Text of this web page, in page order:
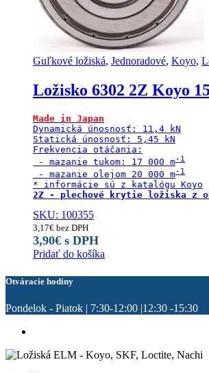
Guľkové ložiská, Jednoradové, Koyo,
Ložisko 6302 2Z Koyo
Made in Japan
Dynamická únosnosť: 11,4 kN
Statická únosnosť: 5,45 kN
Frekvencia otáčania:
- mazanie tukom: 17 000 m
- mazanie olejom 20 000 m
2Z - plechové krytie ložiska z
SKU: 100355
3,17€ bez DPH
3,90€ s DPH
Pridať do košíka
Otváracie hodiny
Pondelok - Piatok | 7:30-12:00 |12:30 -15:30